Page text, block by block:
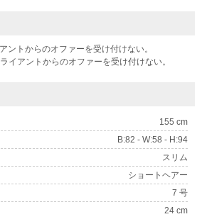
ントからのオファーを受け付けない。
イアントからのオファーを受け付けない。
155 cm
B:82 - W:58 - H:94
スリム
ショートヘアー
7 号
24 cm